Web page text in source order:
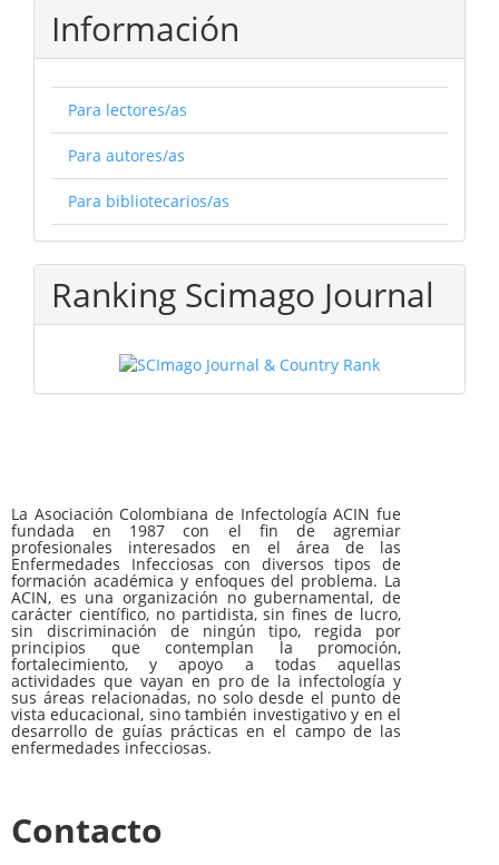
Información
Para lectores/as
Para autores/as
Para bibliotecarios/as
Ranking Scimago Journal
La Asociación Colombiana de Infectología ACIN fue
fundada en 1987 con el fin de agremiar
profesionales interesados en el área de las
Enfermedades Infecciosas con diversos tipos de
formación académica y enfoques del problema. La
ACIN, es una organización no gubernamental, de
carácter científico, no partidista, sin fines de lucro,
sin discriminación de ningún tipo, regida por
principios que contemplan la promoción,
fortalecimiento, y apoyo a todas aquellas
actividades que vayan en pro de la infectología y
sus áreas relacionadas, no solo desde el punto de
vista educacional, sino también investigativo y en el
desarrollo de guías prácticas en el campo de las
enfermedades infecciosas.
Contacto